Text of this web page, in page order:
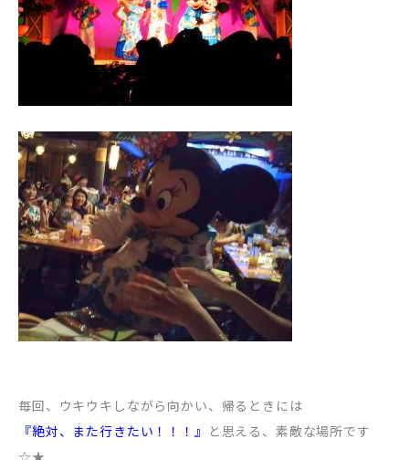
毎回、ウキウキしながら向かい、帰るときには
『絶対、また行きたい！！！』 と思える、素敵な場所です